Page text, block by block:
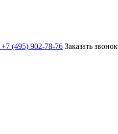
+7 (495) 902-78-76 Заказать звонок